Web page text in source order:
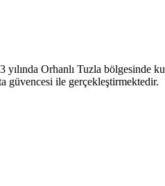
Orhanlı Tuzla bölgesinde
güvencesi ile gerçekleştirmektedir.